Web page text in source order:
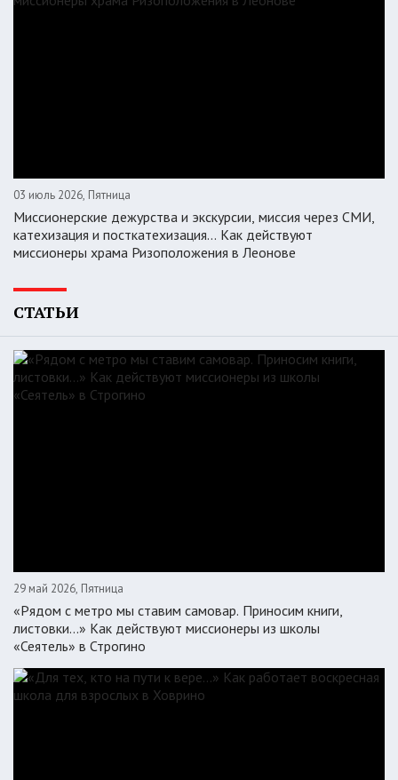
03 июль 2026, Пятница
Миссионерские дежурства и экскурсии, миссия через СМИ,
катехизация и посткатехизация… Как действуют
миссионеры храма Ризоположения в Леонове
СТАТЬИ
29 май 2026, Пятница
«Рядом с метро мы ставим самовар. Приносим книги,
листовки…» Как действуют миссионеры из школы
«Сеятель» в Строгино